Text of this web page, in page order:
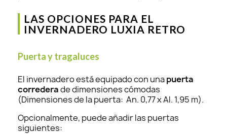
LAS OPCIONES PARA EL
INVERNADERO LUXIA RETRO
Puerta y tragaluces
El invernadero está equipado con unapuerta
correderade dimensiones cómodas
(Dimensiones de la puerta: An. 0,77 x Al. 1,95 m).
Opcionalmente, puede añadir las puertas
siguientes: